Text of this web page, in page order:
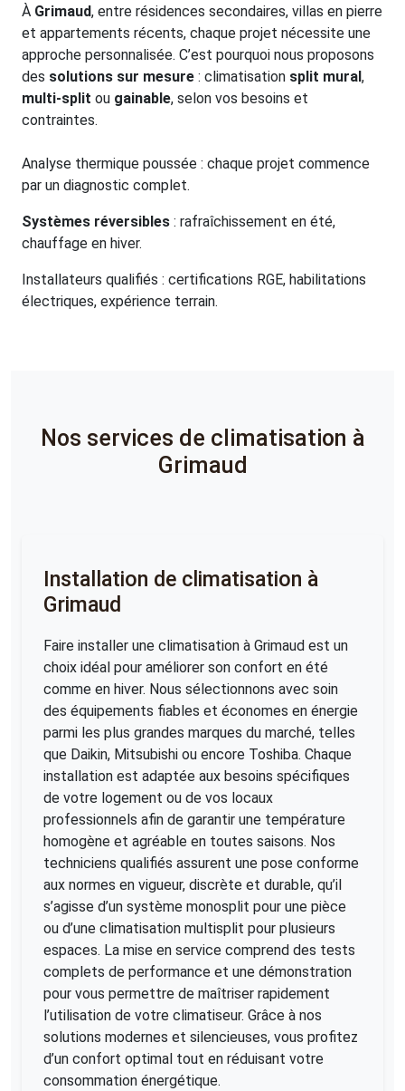
À Grimaud, entre résidences secondaires, villas en pierre
et appartements récents, chaque projet nécessite une
approche personnalisée. C’est pourquoi nous proposons
des solutions sur mesure : climatisation split mural,
multi-split ou gainable, selon vos besoins et
contraintes.
Analyse thermique poussée : chaque projet commence
par un diagnostic complet.
Systèmes réversibles : rafraîchissement en été,
chauffage en hiver.
Installateurs qualifiés : certifications RGE, habilitations
électriques, expérience terrain.
Nos services de climatisation à
Grimaud
Installation de climatisation à
Grimaud
Faire installer une climatisation à Grimaud est un
choix idéal pour améliorer son confort en été
comme en hiver. Nous sélectionnons avec soin
des équipements fiables et économes en énergie
parmi les plus grandes marques du marché, telles
que Daikin, Mitsubishi ou encore Toshiba. Chaque
installation est adaptée aux besoins spécifiques
de votre logement ou de vos locaux
professionnels afin de garantir une température
homogène et agréable en toutes saisons. Nos
techniciens qualifiés assurent une pose conforme
aux normes en vigueur, discrète et durable, qu’il
s’agisse d’un système monosplit pour une pièce
ou d’une climatisation multisplit pour plusieurs
espaces. La mise en service comprend des tests
complets de performance et une démonstration
pour vous permettre de maîtriser rapidement
l’utilisation de votre climatiseur. Grâce à nos
solutions modernes et silencieuses, vous profitez
d’un confort optimal tout en réduisant votre
consommation énergétique.